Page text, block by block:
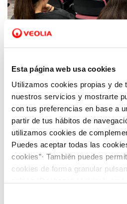
Esta página web usa cookies
Utilizamos cookies propias y de
nuestros servicios y mostrarte
con tus preferencias en base a
partir de tus hábitos de
utilizamos cookies de
Puedes aceptar todas las
cookies”· También puedes
cookies de forma granular
08 ENE 2020
de la UA para ofrecer
innovadoras a los retos